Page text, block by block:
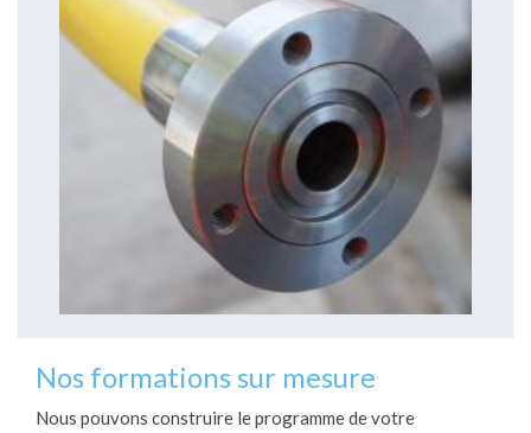
Nos formations sur mesure
Nous pouvons construire le programme de votre